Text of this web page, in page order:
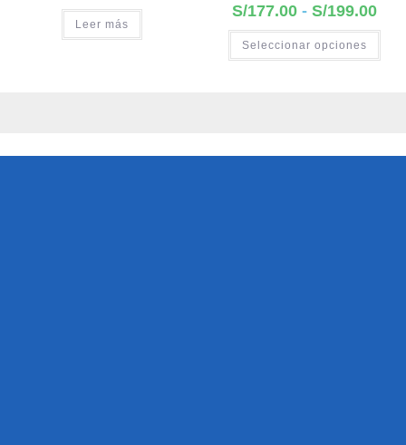
Leer más
S/177.00 - S/199.00
Seleccionar opciones